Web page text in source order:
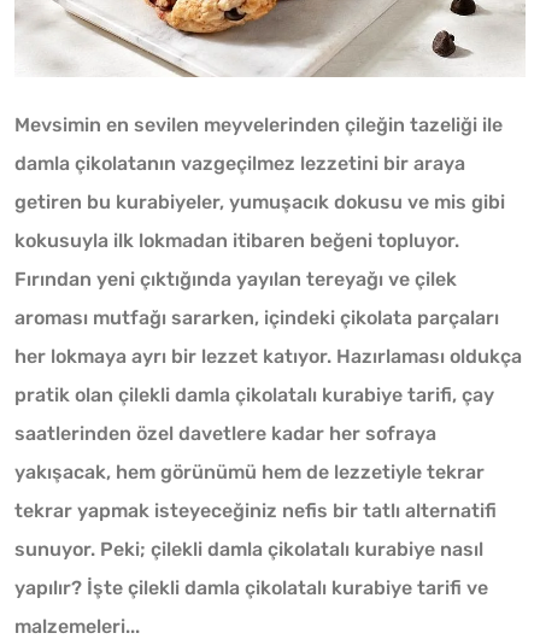
Mevsimin en sevilen meyvelerinden çileğin tazeliği ile
damla çikolatanın vazgeçilmez lezzetini bir araya
getiren bu kurabiyeler, yumuşacık dokusu ve mis gibi
kokusuyla ilk lokmadan itibaren beğeni topluyor.
Fırından yeni çıktığında yayılan tereyağı ve çilek
aroması mutfağı sararken, içindeki çikolata parçaları
her lokmaya ayrı bir lezzet katıyor. Hazırlaması oldukça
pratik olan çilekli damla çikolatalı kurabiye tarifi, çay
saatlerinden özel davetlere kadar her sofraya
yakışacak, hem görünümü hem de lezzetiyle tekrar
tekrar yapmak isteyeceğiniz nefis bir tatlı alternatifi
sunuyor. Peki; çilekli damla çikolatalı kurabiye nasıl
yapılır? İşte çilekli damla çikolatalı kurabiye tarifi ve
malzemeleri...